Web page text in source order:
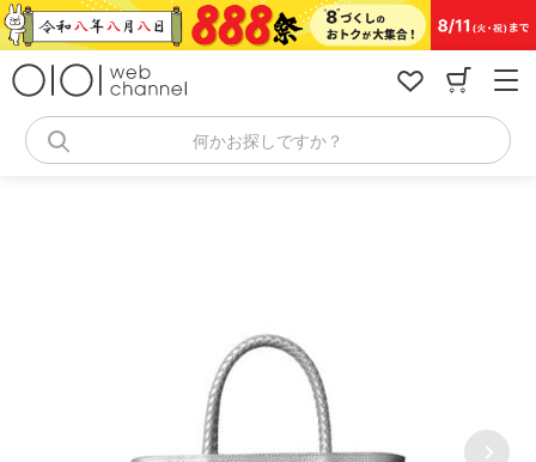
コ
ン
何かお探しですか？